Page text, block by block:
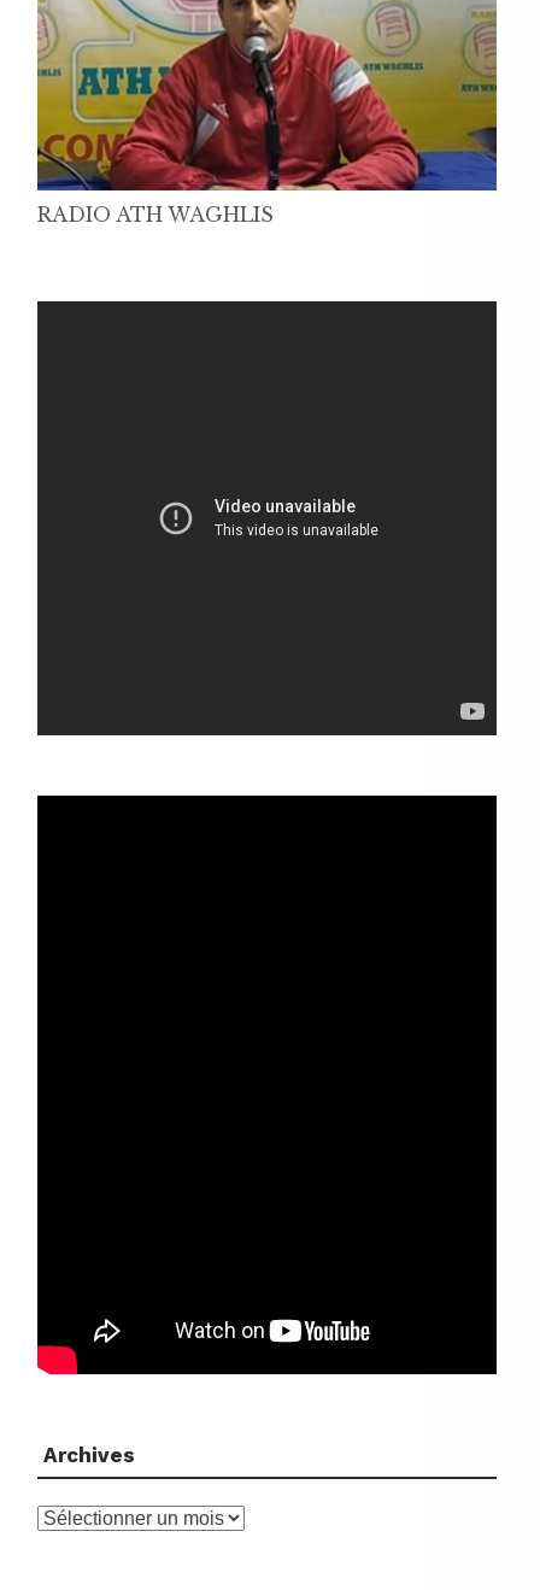
RADIO ATH WAGHLIS
Archives
Archives